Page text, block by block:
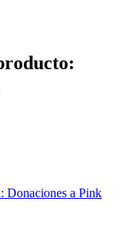
Donaciones a Pink